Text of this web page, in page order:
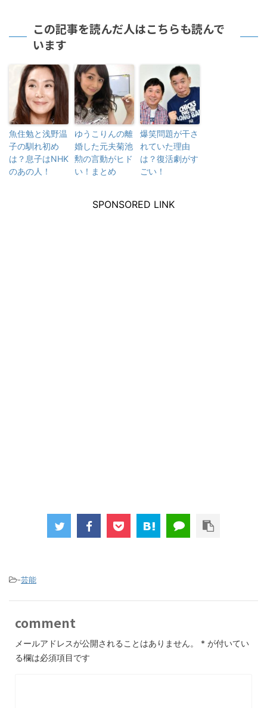
この記事を読んだ人はこちらも読んで
います
魚住勉と浅野温
子の馴れ初め
は？息子はNHK
のあの人！
ゆうこりんの離
婚した元夫菊池
勲の言動がヒド
い！まとめ
爆笑問題が干さ
れていた理由
は？復活劇がす
ごい！
SPONSORED LINK
-芸能
comment
メールアドレスが公開されることはありません。 * が付いてい
る欄は必須項目です